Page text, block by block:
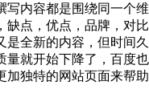
内容都是围绕同一个维
缺点，优点，品牌，对比
全新的内容，但时间久
量就开始下降了，百度也
加独特的网站页面来帮助